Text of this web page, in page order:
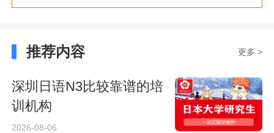
推荐内容 更多 >
深圳日语N3比较靠谱的培
训机构
2026-08-06